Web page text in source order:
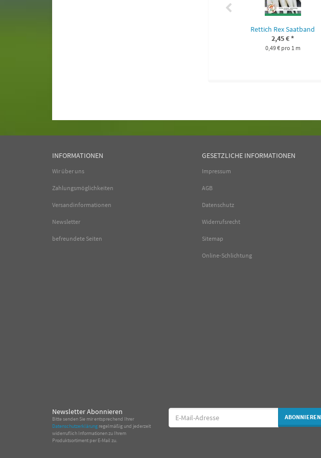
Rettich Rex Saatband
2,45 €*
0,49 € pro 1 m
INFORMATIONEN
Wir über uns
Zahlungsmöglichkeiten
Versandinformationen
Newsletter
befreundete Seiten
GESETZLICHE INFORMATIONEN
Impressum
AGB
Datenschutz
Widerrufsrecht
Sitemap
Online-Schlichtung
Newsletter Abonnieren
Bitte senden Sie mir entsprechend Ihrer
Datenschutzerklärung regelmäßig und jederzeit
widerruflich Informationen zu Ihrem
Produktsortiment per E-Mail zu.
E-
Mail-
Adresse
ABONNIEREN